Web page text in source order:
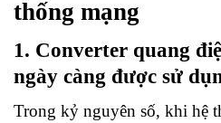
thống mạng
1. Converter quang
ngày càng được sử
Trong kỷ nguyên số, khi hệ